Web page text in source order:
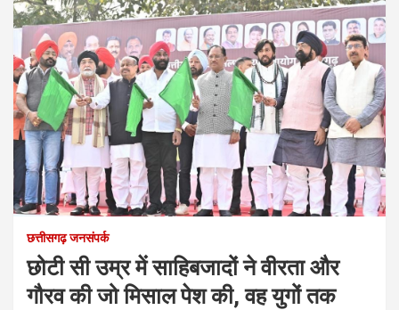
छत्तीसगढ़ जनसंपर्क
छोटी सी उम्र में साहिबजादों ने वीरता और
गौरव की जो मिसाल पेश की, वह युगों तक